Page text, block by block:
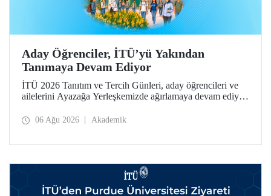
Aday Öğrenciler, İTÜ’yü Yakından
Tanımaya Devam Ediyor
İTÜ 2026 Tanıtım ve Tercih Günleri, aday öğrencileri ve
ailelerini Ayazağa Yerleşkemizde ağırlamaya devam ediyor.
ilgili fakülte ve birimler adaylara bilgi vermeye devam
06 Ağu 2026 Akademik